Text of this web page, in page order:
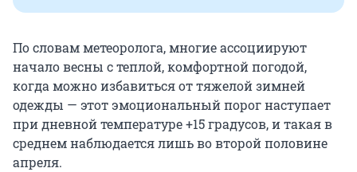
По словам метеоролога, многие ассоциируют
начало весны с теплой, комфортной погодой,
когда можно избавиться от тяжелой зимней
одежды — этот эмоциональный порог наступает
при дневной температуре +15 градусов, и такая в
среднем наблюдается лишь во второй половине
апреля.